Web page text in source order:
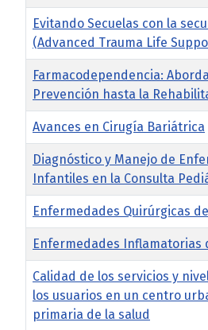
Evitando Secuelas con la
(Advanced Trauma Life
Farmacodependencia:
Prevención hasta la
Avances en Cirugía Bariátrica
Diagnóstico y Manejo de
Infantiles en la Consulta
Enfermedades Quirúrgicas
Enfermedades Inflamatorias
Calidad de los servicios y
los usuarios en un centro
primaria de la salud